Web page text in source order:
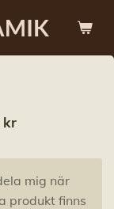
kr
mig när
produkt finns